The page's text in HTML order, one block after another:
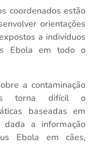
coordenados estão
orientações
a indivíduos
Ebola em todo o
a contaminação
torna difícil o
baseadas em
dada a informação
Ebola em cães,